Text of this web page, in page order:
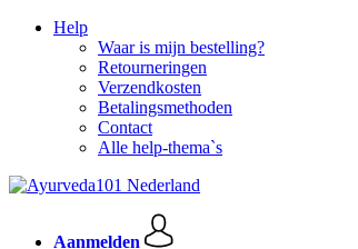
Help
Waar is mijn bestelling?
Retourneringen
Verzendkosten
Betalingsmethoden
Contact
Alle help-thema`s
Aanmelden